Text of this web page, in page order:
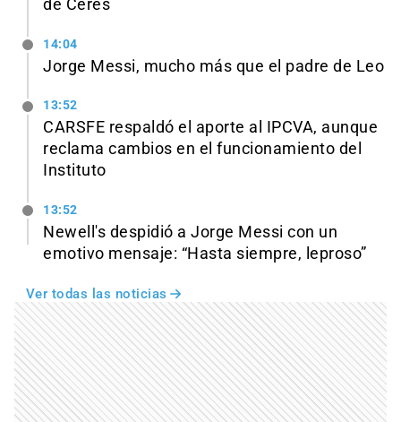
de Ceres
14:04
Jorge Messi, mucho más que el padre de Leo
13:52
CARSFE respaldó el aporte al IPCVA, aunque
reclama cambios en el funcionamiento del
Instituto
13:52
Newell's despidió a Jorge Messi con un
emotivo mensaje: “Hasta siempre, leproso”
Ver todas las noticias